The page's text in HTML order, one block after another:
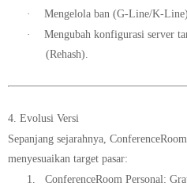
·
Mengelola ban (G-Line/K-
·
Mengubah konfigurasi server
(Rehash).
4. Evolusi Versi
Sepanjang sejarahnya,
menyesuaikan target pasar:
1.
ConferenceRoom Personal: